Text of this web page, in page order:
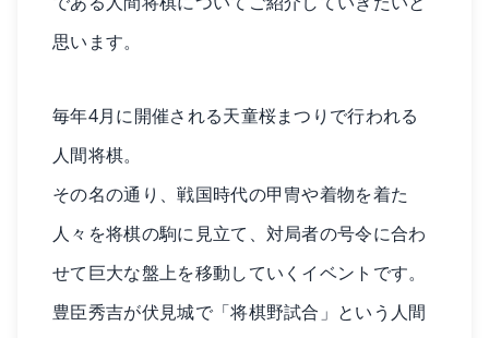
思います。
毎年4月に開催される天童桜まつりで行われる
人間将棋。
その名の通り、戦国時代の甲冑や着物を着た
人々を将棋の駒に見立て、対局者の号令に合わ
せて巨大な盤上を移動していくイベントです。
豊臣秀吉が伏見城で「将棋野試合」という人間